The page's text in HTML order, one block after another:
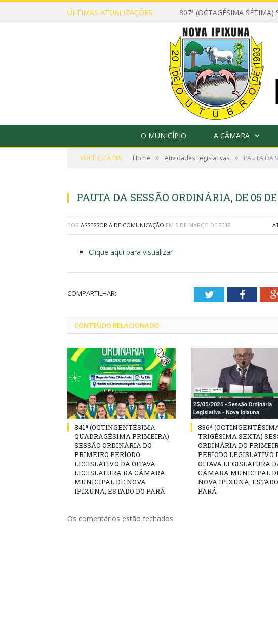
ÚLTIMAS ATUALIZAÇÕES: 807ª (OCTAGÉSIMA SÉTIMA)
O MUNICÍPIO A CÂMARA
VOCÊ ESTÁ EM: Home » Atividades Legislativas » PAUTA DA
PAUTA DA SESSÃO ORDINÁRIA, DE 05
POR ASSESSORIA DE COMUNICAÇÃO EM 5 DE MARÇO DE 2018
Clique aqui para visualizar
COMPARTILHAR: Twitter
CONTEÚDO RELACIONADO
841ª (OCTINGENTÉSIMA
QUADRAGÉSIMA PRIMEIRA)
SESSÃO ORDINÁRIA DO
PRIMEIRO PERÍODO
LEGISLATIVO DA OITAVA
LEGISLATURA DA CÂMARA
MUNICIPAL DE NOVA
IPIXUNA, ESTADO DO PARÁ
836ª
TRIGÉSIMA SEXTA)
ORDINÁRIA DO
PERÍODO LEGISLATIVO
OITAVA LEGISLATURA
CÂMARA MUNICIPAL
NOVA IPIXUNA,
PARÁ
Os comentários estão fechados.